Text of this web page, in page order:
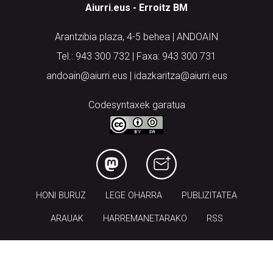
Aiurri.eus - Erroitz BM
Arantzibia plaza, 4-5 behea | ANDOAIN
Tel.: 943 300 732 | Faxa: 943 300 731
andoain@aiurri.eus | idazkaritza@aiurri.eus
Codesyntaxek garatua
HONI BURUZ LEGE OHARRA PUBLIZITATEA
ARAUAK HARREMANETARAKO RSS